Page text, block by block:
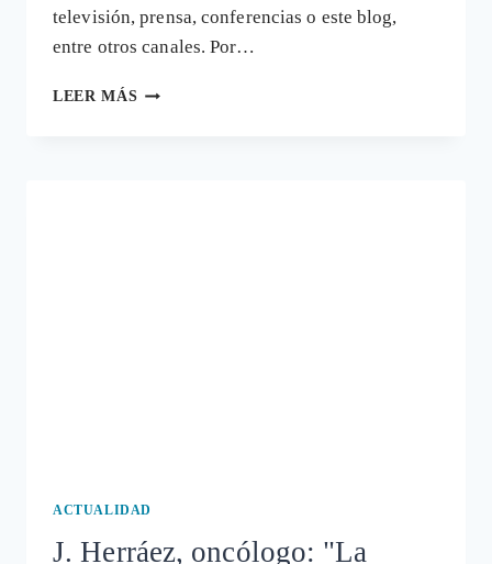
televisión, prensa, conferencias o este blog,
entre otros canales. Por…
LEER MÁS LA
ACTUALIDAD
J. Herráez, oncólogo: "La